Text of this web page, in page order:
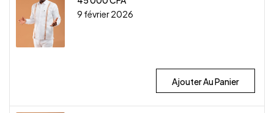
9 février 2026
Ajouter Au Panier